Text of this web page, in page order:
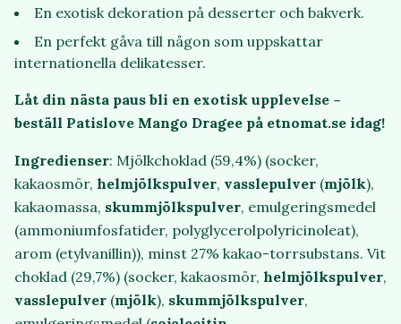
En exotisk dekoration på desserter och bakverk.
En perfekt gåva till någon som uppskattar
internationella delikatesser.
Låt din nästa paus bli en exotisk upplevelse –
beställ Patislove Mango Dragee på etnomat.se idag!
Ingredienser: Mjölkchoklad (59,4%) (socker,
kakaosmör, helmjölkspulver, vasslepulver (mjölk),
kakaomassa, skummjölkspulver, emulgeringsmedel
(ammoniumfosfatider, polyglycerolpolyricinoleat),
arom (etylvanillin)), minst 27% kakao-torrsubstans. Vit
choklad (29,7%) (socker, kakaosmör, helmjölkspulver,
vasslepulver (mjölk), skummjölkspulver,